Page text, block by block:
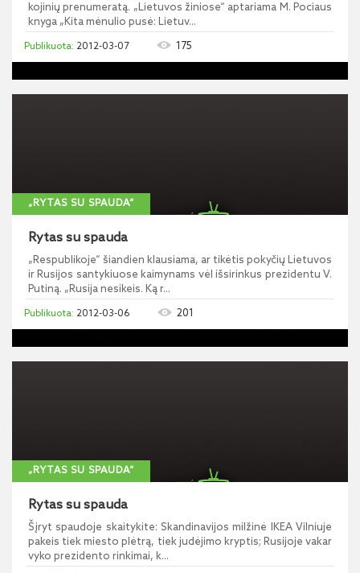
kojinių prenumeratą. „Lietuvos žiniose“ aptariama M. Pociaus
knyga „Kita mėnulio pusė: Lietuv...
2012-03-07 175
„RYTAS SU SPAUDA“
Rytas su spauda
„Respublikoje“ šiandien klausiama, ar tikėtis pokyčių Lietuvos
ir Rusijos santykiuose kaimynams vėl išsirinkus prezidentu V.
Putiną. „Rusija nesikeis. Ką r...
2012-03-06 201
„RYTAS SU SPAUDA“
Rytas su spauda
Šįryt spaudoje skaitykite: Skandinavijos milžinė IKEA Vilniuje
pakeis tiek miesto plėtrą, tiek judėjimo kryptis; Rusijoje vakar
vyko prezidento rinkimai, k...